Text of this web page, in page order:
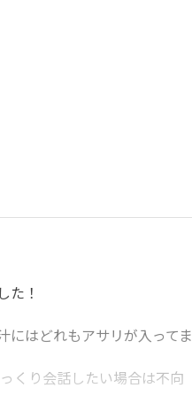
。
ひたひたになったやつを注
た！
にはどれもアサリが入ってま
くり会話したい場合は不向